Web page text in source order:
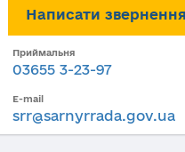
Написати звернення
Приймальня
03655 3-23-97
E-mail
srr@sarnyrrada.gov.ua